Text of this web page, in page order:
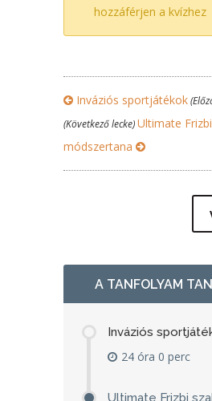
hozzáférjen a kvízhez
Inváziós sportjátékok
(Következő lecke)Ultimate
módszertana
A TANFOLYAM
Inváziós
24 óra 0 perc
Ultimate Frizbi